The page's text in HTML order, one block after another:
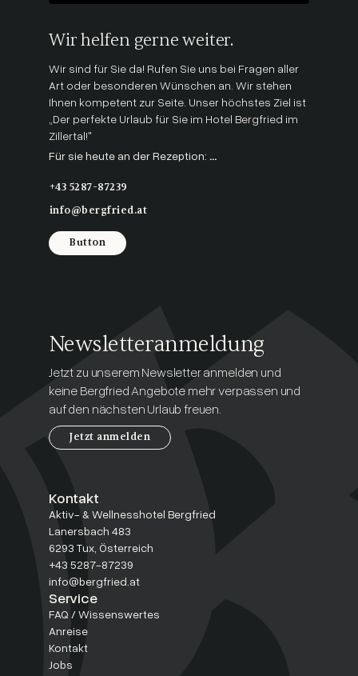
Wir helfen gerne weiter.
Wir sind für Sie da! Rufen Sie uns bei Fragen aller
Art oder besonderen Wünschen an. Wir stehen
Ihnen kompetent zur Seite. Unser höchstes Ziel ist
„Der perfekte Urlaub für Sie im Hotel Bergfried im
Zillertal!"
Für sie heute an der Rezeption: ...
+43 5287-87239
info@bergfried.at
Button
Newsletteranmeldung
Jetzt zu unserem Newsletter anmelden und
keine Bergfried Angebote mehr verpassen und
auf den nächsten Urlaub freuen.
Jetzt anmelden
Kontakt
Aktiv- & Wellnesshotel Bergfried
Lanersbach 483
6293 Tux, Österreich
+43 5287-87239
info@bergfried.at
Service
FAQ / Wissenswertes
Anreise
Kontakt
Jobs